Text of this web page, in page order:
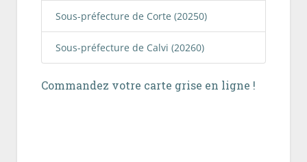
Sous-préfecture de Corte (20250)
Sous-préfecture de Calvi (20260)
Commandez votre carte grise en ligne !